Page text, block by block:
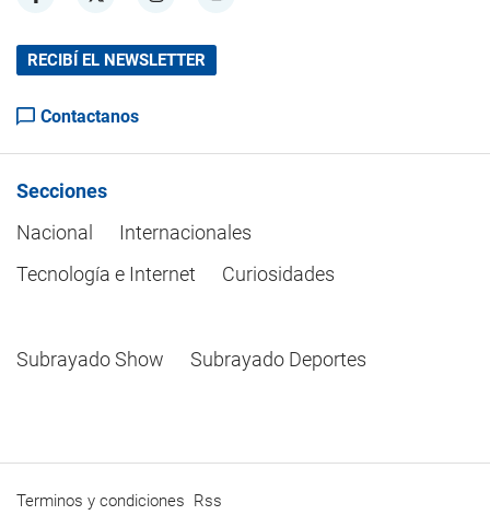
RECIBÍ EL NEWSLETTER
Contactanos
Secciones
Nacional
Internacionales
Tecnología e Internet
Curiosidades
Subrayado Show Subrayado Deportes
Terminos y condiciones Rss